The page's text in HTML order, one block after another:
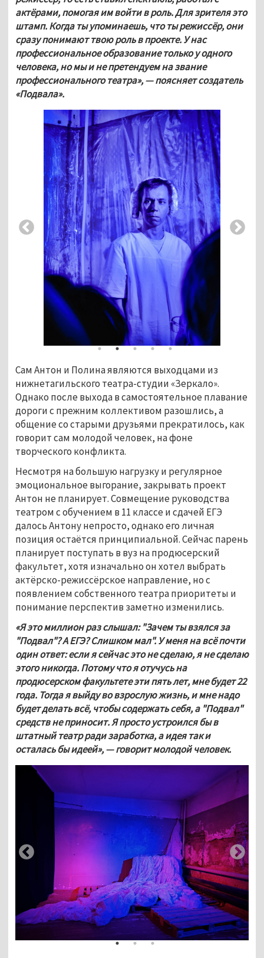
актёрами, помогая им войти в роль. Для зрителя это
штамп. Когда ты упоминаешь, что ты режиссёр, они
сразу понимают твою роль в проекте. У нас
профессиональное образование только у одного
человека, но мы и не претендуем на звание
профессионального театра», — поясняет создатель
«Подвала».
Сам Антон и Полина являются выходцами из
нижнетагильского театра-студии «Зеркало».
Однако после выхода в самостоятельное плавание
дороги с прежним коллективом разошлись, а
общение со старыми друзьями прекратилось, как
говорит сам молодой человек, на фоне
творческого конфликта.
Несмотря на большую нагрузку и регулярное
эмоциональное выгорание, закрывать проект
Антон не планирует. Совмещение руководства
театром с обучением в 11 классе и сдачей ЕГЭ
далось Антону непросто, однако его личная
позиция остаётся принципиальной. Сейчас парень
планирует поступать в вуз на продюсерский
факультет, хотя изначально он хотел выбрать
актёрско-режиссёрское направление, но с
появлением собственного театра приоритеты и
понимание перспектив заметно изменились.
«Я это миллион раз слышал: "Зачем ты взялся за
"Подвал"? А ЕГЭ? Слишком мал". У меня на всё почти
один ответ: если я сейчас это не сделаю, я не сделаю
этого никогда. Потому что я отучусь на
продюсерском факультете эти пять лет, мне будет 22
года. Тогда я выйду во взрослую жизнь, и мне надо
будет делать всё, чтобы содержать себя, а "Подвал"
средств не приносит. Я просто устроился бы в
штатный театр ради заработка, а идея так и
осталась бы идеей», — говорит молодой человек.